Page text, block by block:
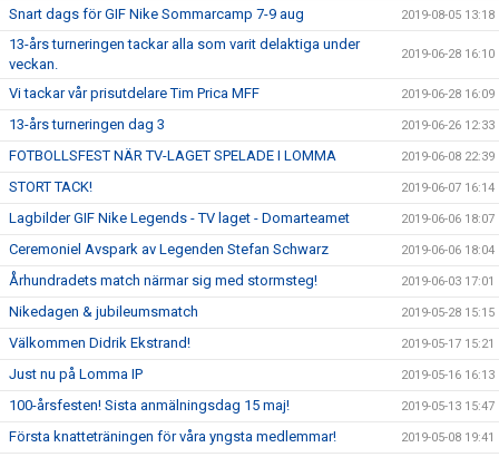
Snart dags för GIF Nike Sommarcamp 7-9 aug 2019-08-05 13:18
13-års turneringen tackar alla som varit delaktiga under
veckan.
2019-06-28 16:10
Vi tackar vår prisutdelare Tim Prica MFF 2019-06-28 16:09
13-års turneringen dag 3 2019-06-26 12:33
FOTBOLLSFEST NÄR TV-LAGET SPELADE I LOMMA 2019-06-08 22:39
STORT TACK! 2019-06-07 16:14
Lagbilder GIF Nike Legends - TV laget - Domarteamet 2019-06-06 18:07
Ceremoniel Avspark av Legenden Stefan Schwarz 2019-06-06 18:04
Århundradets match närmar sig med stormsteg! 2019-06-03 17:01
Nikedagen & jubileumsmatch 2019-05-28 15:15
Välkommen Didrik Ekstrand! 2019-05-17 15:21
Just nu på Lomma IP 2019-05-16 16:13
100-årsfesten! Sista anmälningsdag 15 maj! 2019-05-13 15:47
Första knatteträningen för våra yngsta medlemmar! 2019-05-08 19:41